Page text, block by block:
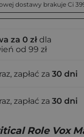
dostawy brakuje Ci
za 0 zł dla
od 99 zł
zapłać za 30 dni
zapłać za 30 dni
Role Vox